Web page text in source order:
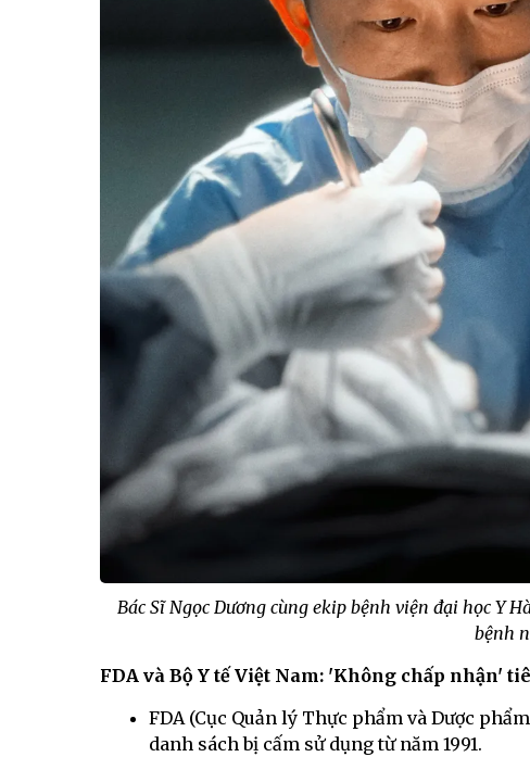
Bác Sĩ Ngọc Dương cùng ekip bệnh viện đại học Y
bệnh
FDA và Bộ Y tế Việt Nam: 'Không chấp nhận'
FDA (Cục Quản lý Thực phẩm và Dược
danh sách bị cấm sử dụng từ năm 1991.